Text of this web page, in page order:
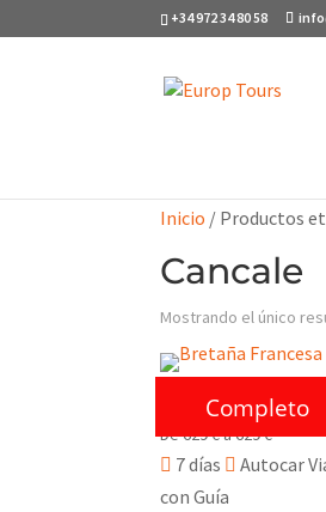
+34 972 34 80 58
Inicio / Productos
Cancale
Mostrando el único
Completo
Bretaña
De629€a629€
7 días
Autocar
con Guía